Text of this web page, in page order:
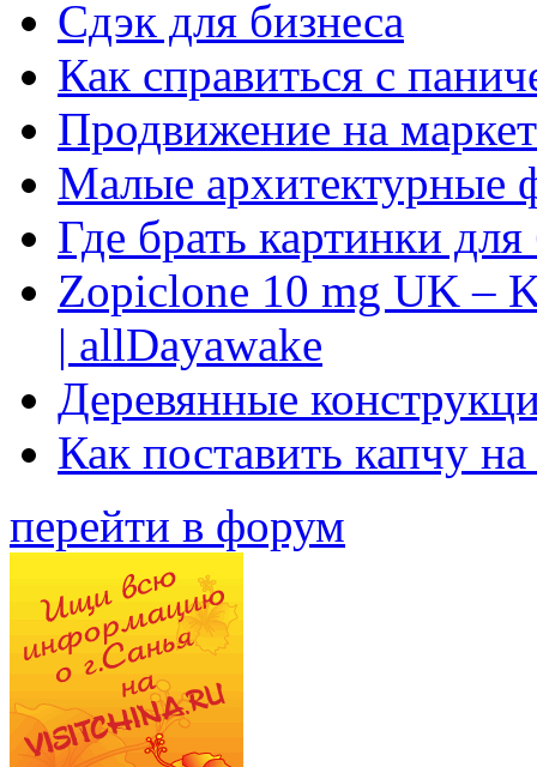
Сдэк для бизнеса
Как справиться с
Продвижение на
Малые архитектурные
Где брать картинки
Zopiclone 10 mg UK –
| allDayawake
Деревянные
Как поставить капчу
перейти в форум